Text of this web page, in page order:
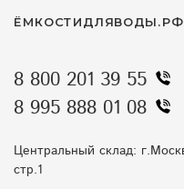
ЁМКОСТИДЛЯВОДЫ.РФ
8 800 201 39 55
8 995 888 01 08
Центральный склад:
стр.1